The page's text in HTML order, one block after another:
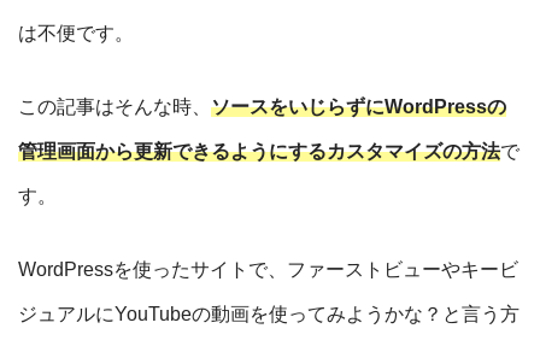
は不便です。
この記事はそんな時、 ソースをいじらずにWordPressの
管理画面から更新できるようにするカスタマイズの方法で
す。
WordPressを使ったサイトで、ファーストビューやキービ
ジュアルにYouTubeの動画を使ってみようかな？と言う方